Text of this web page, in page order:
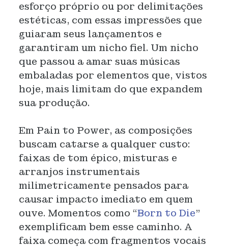
esforço próprio ou por delimitações
estéticas, com essas impressões que
guiaram seus lançamentos e
garantiram um nicho fiel. Um nicho
que passou a amar suas músicas
embaladas por elementos que, vistos
hoje, mais limitam do que expandem
sua produção.
Em Pain to Power, as composições
buscam catarse a qualquer custo:
faixas de tom épico, misturas e
arranjos instrumentais
milimetricamente pensados para
causar impacto imediato em quem
ouve. Momentos como “Born to Die”
exemplificam bem esse caminho. A
faixa começa com fragmentos vocais